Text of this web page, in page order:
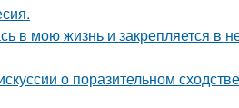
в мою жизнь и закрепляется в
о поразительном